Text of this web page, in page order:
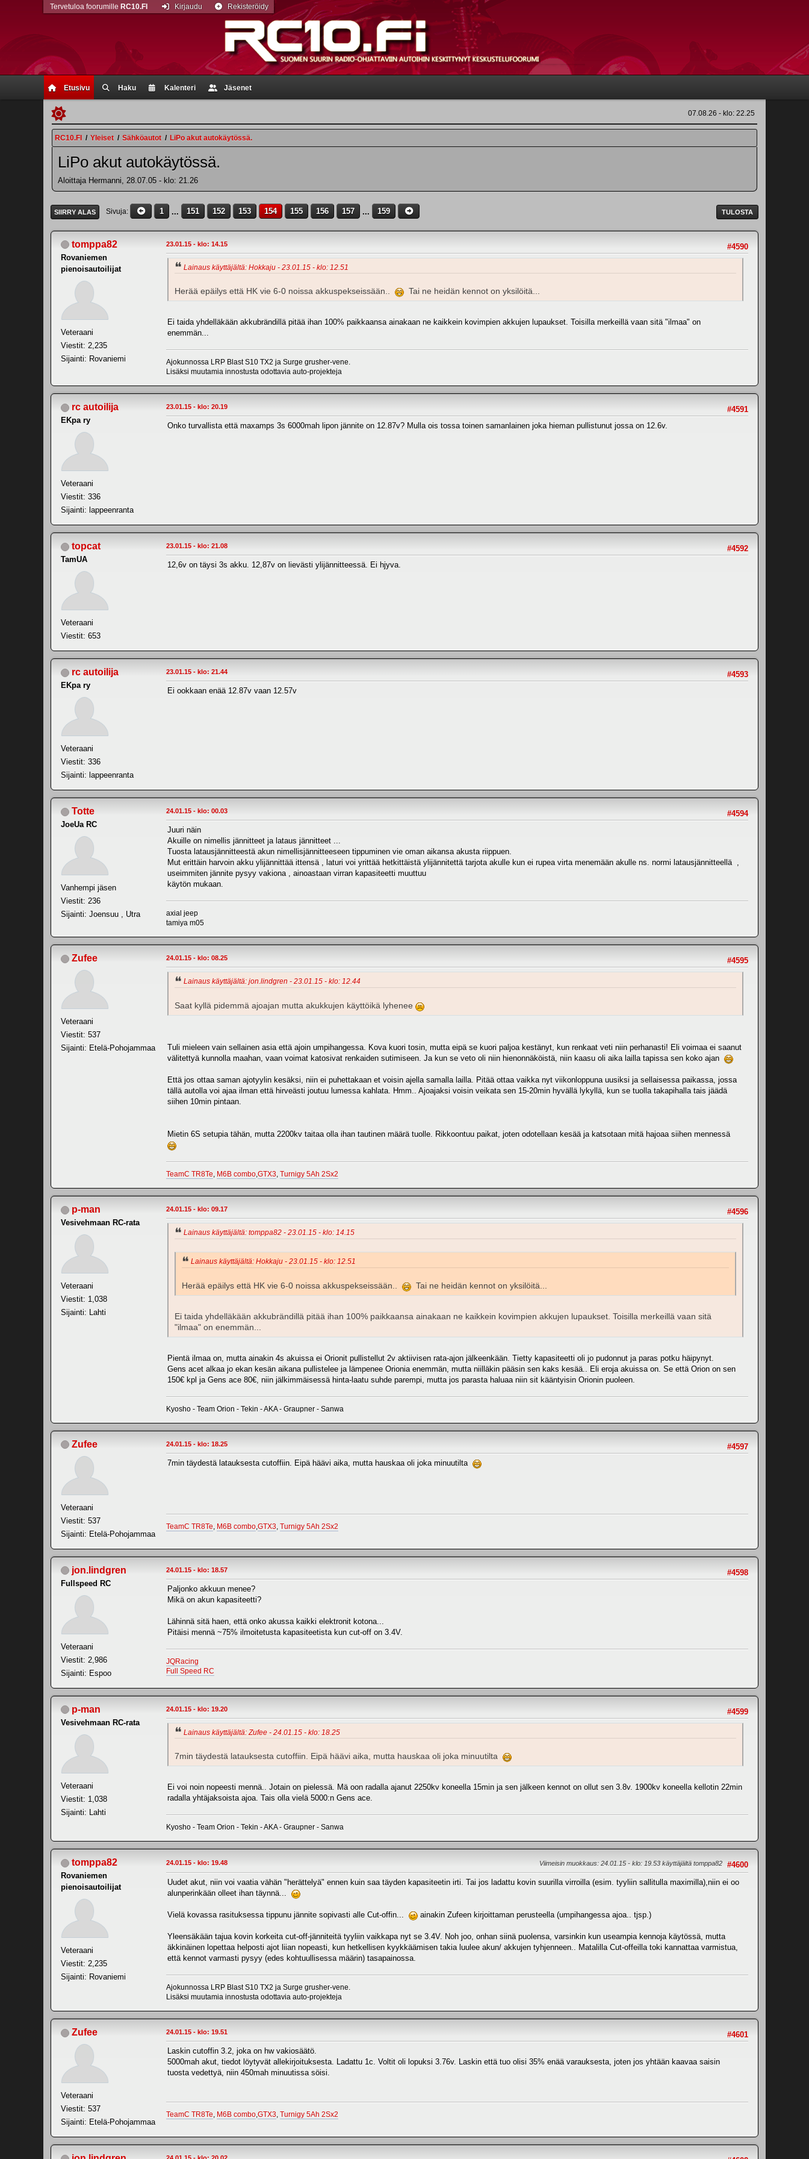
Etusivu Haku Kalenteri Jäsenet
Tervetuloa foorumille RC10.FI Kirjaudu Rekisteröidy
07.08.26 - klo: 22.25
RC10.FI / Yleiset / Sähköautot / LiPo akut autokäytössä.
LiPo akut autokäytössä.
Aloittaja Hermanni, 28.07.05 - klo: 21.26
TULOSTA
SIIRRY ALAS Sivuja 1 ... 151 152 153 154 155 156 157 ... 159
tomppa82
Rovaniemen
pienoisautoilijat
Veteraani
Viestit: 2,235
Sijainti: Rovaniemi
#4590
23.01.15 - klo: 14.15
Lainaus käyttäjältä: Hokkaju - 23.01.15 - klo: 12.51
Herää epäilys että HK vie 6-0 noissa akkuspekseissään.. Tai ne heidän kennot on yksilöitä...
Ei taida yhdelläkään akkubrändillä pitää ihan 100% paikkaansa ainakaan ne kaikkein kovimpien akkujen lupaukset. Toisilla merkeillä vaan sitä "ilmaa" on
enemmän...
Ajokunnossa LRP Blast S10 TX2 ja Surge grusher-vene.
Lisäksi muutamia innostusta odottavia auto-projekteja
rc autoilija
EKpa ry
Veteraani
Viestit: 336
Sijainti: lappeenranta
#4591
23.01.15 - klo: 20.19
Onko turvallista että maxamps 3s 6000mah lipon jännite on 12.87v? Mulla ois tossa toinen samanlainen joka hieman pullistunut jossa on 12.6v.
topcat
TamUA
Veteraani
Viestit: 653
#4592
23.01.15 - klo: 21.08
12,6v on täysi 3s akku. 12,87v on lievästi ylijännitteessä. Ei hjyva.
rc autoilija
EKpa ry
Veteraani
Viestit: 336
Sijainti: lappeenranta
#4593
23.01.15 - klo: 21.44
Ei ookkaan enää 12.87v vaan 12.57v
Totte
JoeUa RC
Vanhempi jäsen
Viestit: 236
Sijainti: Joensuu , Utra
#4594
24.01.15 - klo: 00.03
Juuri näin
Akuille on nimellis jännitteet ja lataus jännitteet ...
Tuosta latausjännitteestä akun nimellisjännitteeseen tippuminen vie oman aikansa akusta riippuen.
Mut erittäin harvoin akku ylijännittää ittensä , laturi voi yrittää hetkittäistä ylijännitettä tarjota akulle kun ei rupea virta menemään akulle ns. normi latausjännitteellä ,
useimmiten jännite pysyy vakiona , ainoastaan virran kapasiteetti muuttuu
käytön mukaan.
axial jeep
tamiya m05
Zufee
Veteraani
Viestit: 537
Sijainti: Etelä-Pohojammaa
#4595
24.01.15 - klo: 08.25
Lainaus käyttäjältä: jon.lindgren - 23.01.15 - klo: 12.44
Saat kyllä pidemmä ajoajan mutta akukkujen käyttöikä lyhenee
Tuli mieleen vain sellainen asia että ajoin umpihangessa. Kova kuori tosin, mutta eipä se kuori paljoa kestänyt, kun renkaat veti niin perhanasti! Eli voimaa ei saanut
välitettyä kunnolla maahan, vaan voimat katosivat renkaiden sutimiseen. Ja kun se veto oli niin hienonnäköistä, niin kaasu oli aika lailla tapissa sen koko ajan
Että jos ottaa saman ajotyylin kesäksi, niin ei puhettakaan et voisin ajella samalla lailla. Pitää ottaa vaikka nyt viikonloppuna uusiksi ja sellaisessa paikassa, jossa
tällä autolla voi ajaa ilman että hirveästi joutuu lumessa kahlata. Hmm.. Ajoajaksi voisin veikata sen 15-20min hyvällä lykyllä, kun se tuolla takapihalla tais jäädä
siihen 10min pintaan.
Mietin 6S setupia tähän, mutta 2200kv taitaa olla ihan tautinen määrä tuolle. Rikkoontuu paikat, joten odotellaan kesää ja katsotaan mitä hajoaa siihen mennessä
TeamC TR8Te, M6B combo,GTX3, Turnigy 5Ah 2Sx2
p-man
Vesivehmaan RC-rata
Veteraani
Viestit: 1,038
Sijainti: Lahti
#4596
24.01.15 - klo: 09.17
Lainaus käyttäjältä: tomppa82 - 23.01.15 - klo: 14.15
Lainaus käyttäjältä: Hokkaju - 23.01.15 - klo: 12.51
Herää epäilys että HK vie 6-0 noissa akkuspekseissään.. Tai ne heidän kennot on yksilöitä...
Ei taida yhdelläkään akkubrändillä pitää ihan 100% paikkaansa ainakaan ne kaikkein kovimpien akkujen lupaukset. Toisilla merkeillä vaan sitä
"ilmaa" on enemmän...
Pientä ilmaa on, mutta ainakin 4s akuissa ei Orionit pullistellut 2v aktiivisen rata-ajon jälkeenkään. Tietty kapasiteetti oli jo pudonnut ja paras potku häipynyt.
Gens acet alkaa jo ekan kesän aikana pullistelee ja lämpenee Orionia enemmän, mutta niilläkin pääsin sen kaks kesää.. Eli eroja akuissa on. Se että Orion on sen
150€ kpl ja Gens ace 80€, niin jälkimmäisessä hinta-laatu suhde parempi, mutta jos parasta haluaa niin sit kääntyisin Orionin puoleen.
Kyosho - Team Orion - Tekin - AKA - Graupner - Sanwa
Zufee
Veteraani
Viestit: 537
Sijainti: Etelä-Pohojammaa
#4597
24.01.15 - klo: 18.25
7min täydestä latauksesta cutoffiin. Eipä häävi aika, mutta hauskaa oli joka minuutilta
TeamC TR8Te M6B combo GTX3 Turnigy 5Ah 2Sx2
jon.lindgren
Fullspeed RC
Veteraani
Viestit: 2,986
Sijainti: Espoo
#4598
24.01.15 - klo: 18.57
Paljonko akkuun menee?
Mikä on akun kapasiteetti?
Lähinnä sitä haen, että onko akussa kaikki elektronit kotona...
Pitäisi mennä ~75% ilmoitetusta kapasiteetista kun cut-off on 3.4V.
JQRacing
Full Speed RC
p-man
Vesivehmaan RC-rata
Veteraani
Viestit: 1,038
Sijainti: Lahti
#4599
24.01.15 - klo: 19.20
Lainaus käyttäjältä: Zufee - 24.01.15 - klo: 18.25
7min täydestä latauksesta cutoffiin. Eipä häävi aika, mutta hauskaa oli joka minuutilta
Ei voi noin nopeesti mennä.. Jotain on pielessä. Mä oon radalla ajanut 2250kv koneella 15min ja sen jälkeen kennot on ollut sen 3.8v. 1900kv koneella kellotin 22min
radalla yhtäjaksoista ajoa. Tais olla vielä 5000:n Gens ace.
Kyosho - Team Orion - Tekin - AKA - Graupner - Sanwa
tomppa82
Rovaniemen
pienoisautoilijat
Veteraani
Viestit: 2,235
Sijainti: Rovaniemi
#4600
24.01.15 - klo: 19.48 Viimeisin muokkaus: 24.01.15 - klo: 19.53 käyttäjältä tomppa82
Uudet akut, niin voi vaatia vähän "herättelyä" ennen kuin saa täyden kapasiteetin irti. Tai jos ladattu kovin suurilla virroilla (esim. tyyliin sallitulla maximilla),niin ei oo
alunperinkään olleet ihan täynnä...
Vielä kovassa rasituksessa tippunu jännite sopivasti alle Cut-offin... ainakin Zufeen kirjoittaman perusteella (umpihangessa ajoa.. tjsp.)
Yleensäkään tajua kovin korkeita cut-off-jänniteitä tyyliin vaikkapa nyt se 3.4V. Noh joo, onhan siinä puolensa, varsinkin kun useampia kennoja käytössä, mutta
äkkinäinen lopettaa helposti ajot liian nopeasti, kun hetkellisen kyykkäämisen takia luulee akun/ akkujen tyhjenneen.. Matalilla Cut-offeilla toki kannattaa varmistua,
että kennot varmasti pysyy (edes kohtuullisessa määrin) tasapainossa.
Ajokunnossa LRP Blast S10 TX2 ja Surge grusher-vene.
Lisäksi muutamia innostusta odottavia auto-projekteja
Zufee
Veteraani
Viestit: 537
Sijainti: Etelä-Pohojammaa
#4601
24.01.15 - klo: 19.51
Laskin cutoffin 3.2, joka on hw vakiosäätö.
5000mah akut, tiedot löytyvät allekirjoituksesta. Ladattu 1c. Voltit oli lopuksi 3.76v. Laskin että tuo olisi 35% enää varauksesta, joten jos yhtään kaavaa saisin
tuosta vedettyä, niin 450mah minuutissa söisi.
TeamC TR8Te, M6B combo,GTX3, Turnigy 5Ah 2Sx2